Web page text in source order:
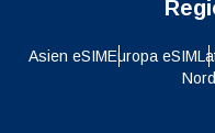
Asien eSIMEuropa eSIM